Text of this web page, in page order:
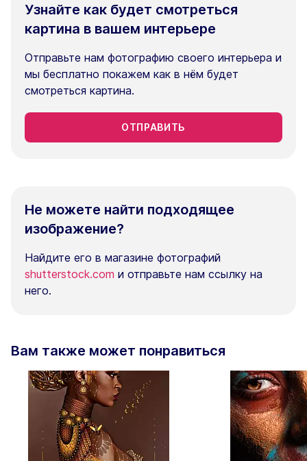
Узнайте как будет смотреться
картина в вашем интерьере
Отправьте нам фотографию своего интерьера и
мы бесплатно покажем как в нём будет
смотреться картина.
ОТПРАВИТЬ
Не можете найти подходящее
изображение?
Найдите его в магазине фотографий
shutterstock.com и отправьте нам ссылку на
него.
Вам также может понравиться